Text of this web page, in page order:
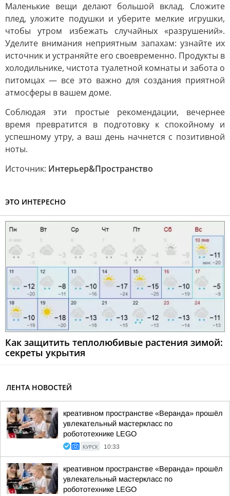
Маленькие вещи делают большой вклад. Сложите
плед, уложите подушки и уберите мелкие игрушки,
чтобы утром избежать случайных «разрушений».
Уделите внимания неприятным запахам: узнайте их
источник и устраняйте его своевременно. Продукты в
холодильнике, чистота туалетной комнаты и забота о
питомцах — все это важно для создания приятной
атмосферы в вашем доме.
Соблюдая эти простые рекомендации, вечернее
время превратится в подготовку к спокойному и
успешному утру, а ваш день начнется с позитивной
ноты.
Источник: Интерьер&Пространство
ЭТО ИНТЕРЕСНО
Как защитить теплолюбивые растения зимой:
секреты укрытия
ЛЕНТА НОВОСТЕЙ
креативном пространстве «Веранда» прошёл
увлекательный мастеркласс по
робототехнике LEGO
КУРСК 10:33
креативном пространстве «Веранда» прошёл
увлекательный мастеркласс по
робототехнике LEGO